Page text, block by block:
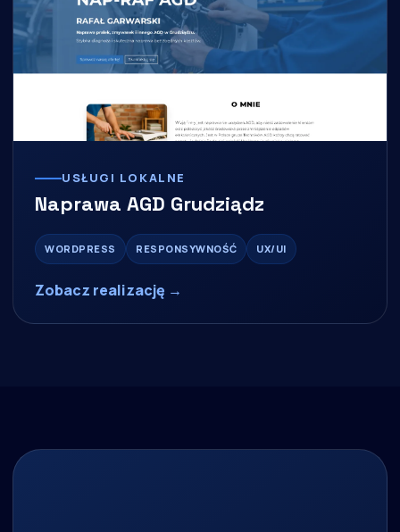
USŁUGI LOKALNE
Naprawa AGD Grudziądz
WORDPRESS RESPONSYWNOŚĆ UX/UI
Zobacz realizację →